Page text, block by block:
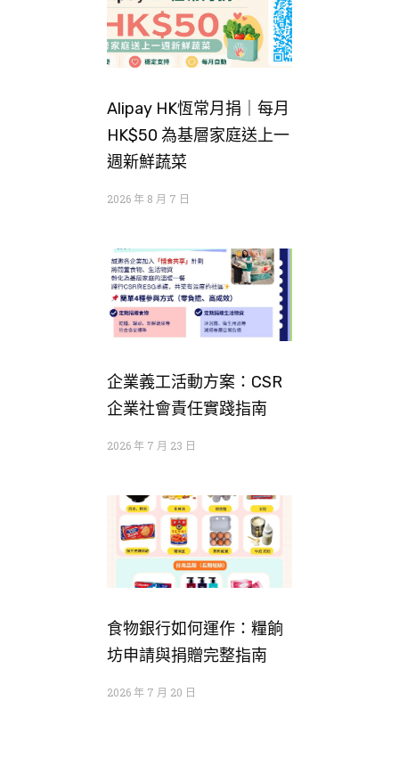
Alipay HK恆常月捐｜每月
HK$50 為基層家庭送上一
週新鮮蔬菜
2026 年 8 月 7 日
企業義工活動方案：CSR
企業社會責任實踐指南
2026 年 7 月 23 日
食物銀行如何運作：糧餉
坊申請與捐贈完整指南
2026 年 7 月 20 日